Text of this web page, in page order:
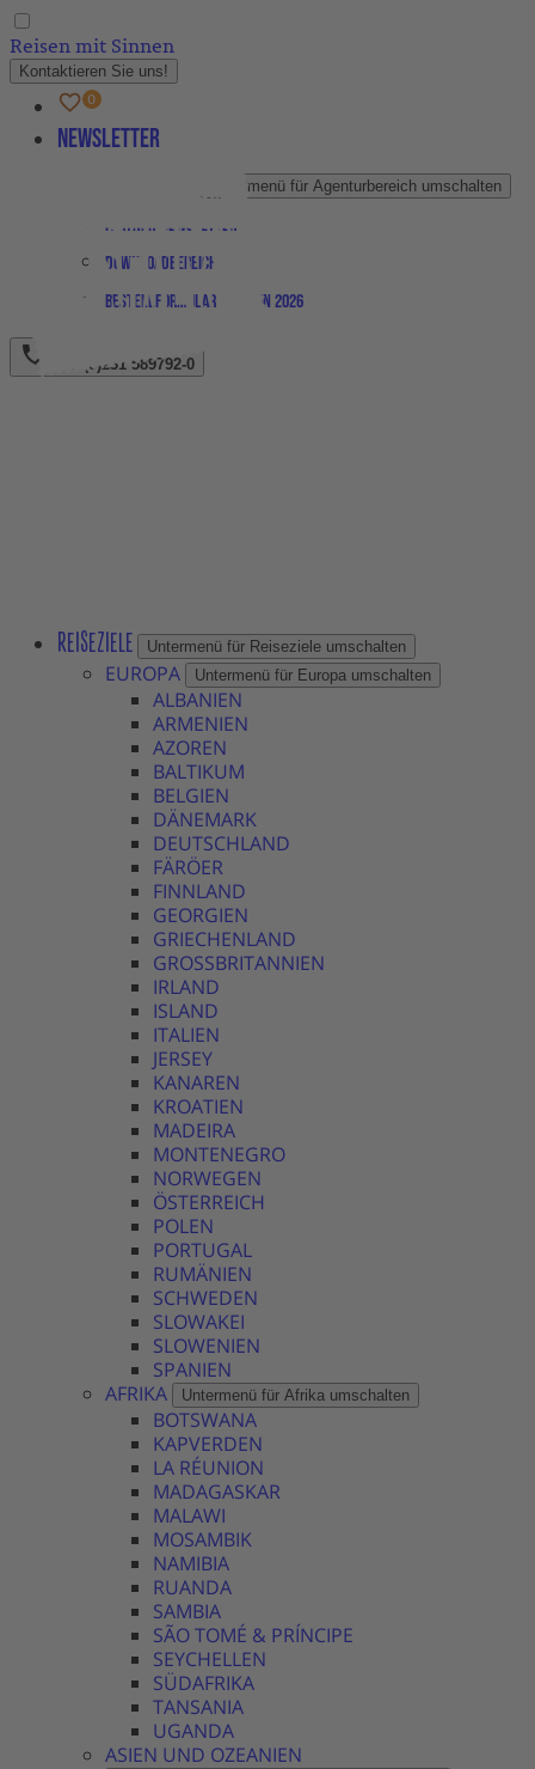
Reisen mit Sinnen
Kontaktieren Sie uns!
Newsletter
Untermenü für Agenturbereich umschalten
Downloadbereich
Bestellformular Magazin 2026
+49 (0)231 589792-0
REISEZIELE Untermenü für Reiseziele umschalten
EUROPA Untermenü für Europa umschalten
ALBANIEN
ARMENIEN
AZOREN
BALTIKUM
BELGIEN
DÄNEMARK
DEUTSCHLAND
FÄRÖER
FINNLAND
GEORGIEN
GRIECHENLAND
GROSSBRITANNIEN
IRLAND
ISLAND
ITALIEN
JERSEY
KANAREN
KROATIEN
MADEIRA
MONTENEGRO
NORWEGEN
ÖSTERREICH
POLEN
PORTUGAL
RUMÄNIEN
SCHWEDEN
SLOWAKEI
SLOWENIEN
SPANIEN
AFRIKA
Untermenü für Afrika umschalten
BOTSWANA
KAPVERDEN
LA RÉUNION
MADAGASKAR
MALAWI
MOSAMBIK
NAMIBIA
RUANDA
SAMBIA
SÃO TOMÉ & PRÍNCIPE
SEYCHELLEN
SÜDAFRIKA
TANSANIA
UGANDA
ASIEN UND OZEANIEN